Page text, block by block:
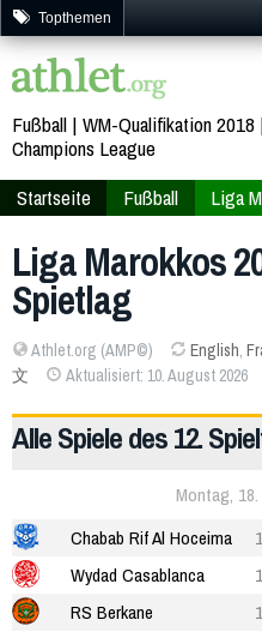
Topthemen
Fußball WM-Qualifikation 2018
Champions League
Startseite
Fußball Liga
Liga Marokkos
Spietlag
Athlet.org (AMP©) English,
文
Aktualisiert: 10. August 2026
Alle Spiele des 12.
Montag,
Chabab Rif Al Hoceima
Wydad Casablanca
RS Berkane